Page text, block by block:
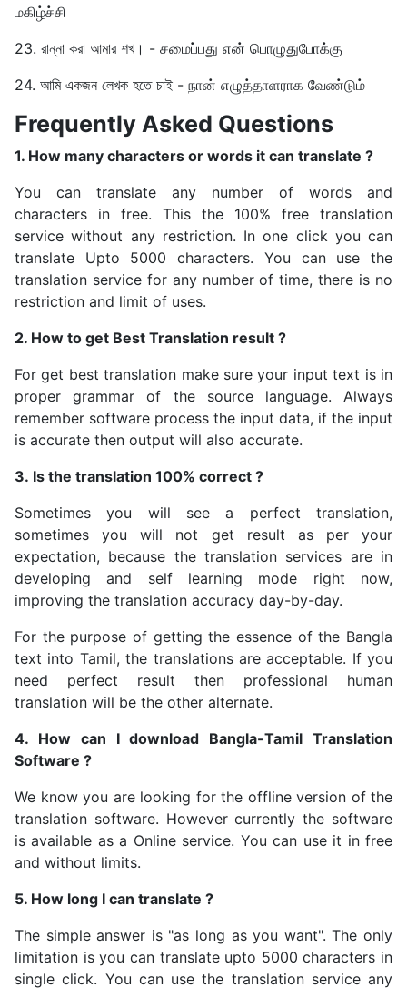
மகிழ்ச்சி
23. রান্না করা আমার শখ। - சமைப்பது என் பொழுதுபோக்கு
24. আমি একজন লেখক হতে চাই - நான் எழுத்தாளராக வேண்டும்
Frequently Asked Questions
1. How many characters or words it can translate ?
You can translate any number of words and
characters in free. This the 100% free translation
service without any restriction. In one click you can
translate Upto 5000 characters. You can use the
translation service for any number of time, there is no
restriction and limit of uses.
2. How to get Best Translation result ?
For get best translation make sure your input text is in
proper grammar of the source language. Always
remember software process the input data, if the input
is accurate then output will also accurate.
3. Is the translation 100% correct ?
Sometimes you will see a perfect translation,
sometimes you will not get result as per your
expectation, because the translation services are in
developing and self learning mode right now,
improving the translation accuracy day-by-day.
For the purpose of getting the essence of the Bangla
text into Tamil, the translations are acceptable. If you
need perfect result then professional human
translation will be the other alternate.
4. How can I download Bangla-Tamil Translation
Software ?
We know you are looking for the offline version of the
translation software. However currently the software
is available as a Online service. You can use it in free
and without limits.
5. How long I can translate ?
The simple answer is "as long as you want". The only
limitation is you can translate upto 5000 characters in
single click. You can use the translation service any